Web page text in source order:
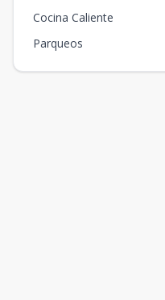
Cocina Caliente
Parqueos